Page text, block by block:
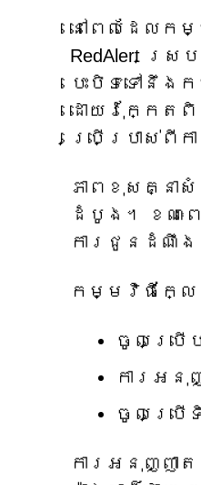
នៅពេលដែលក
RedAlert ស្
បេះបិទទៅនឹ
ដោយរ៉ុក្កែត
ប្រើប្រាស់ពី
ភាពខុសគ្នាសំ
ដំបូង។ ខណៈព
ការជូនដំណឹង
កម្មវិធីក្លែ
ចូលប្រ
ការអនុ
ចូលប្រើ
ការអនុញ្ញា